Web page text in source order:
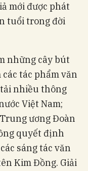
mới được phát
tuổi trong đời
những cây bút
tác phẩm văn
nhiều thông
Việt Nam;
ương Đoàn
quyết định
sáng tác văn
Kim Đồng. Giải